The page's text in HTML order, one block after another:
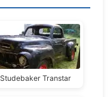
Studebaker Transtar